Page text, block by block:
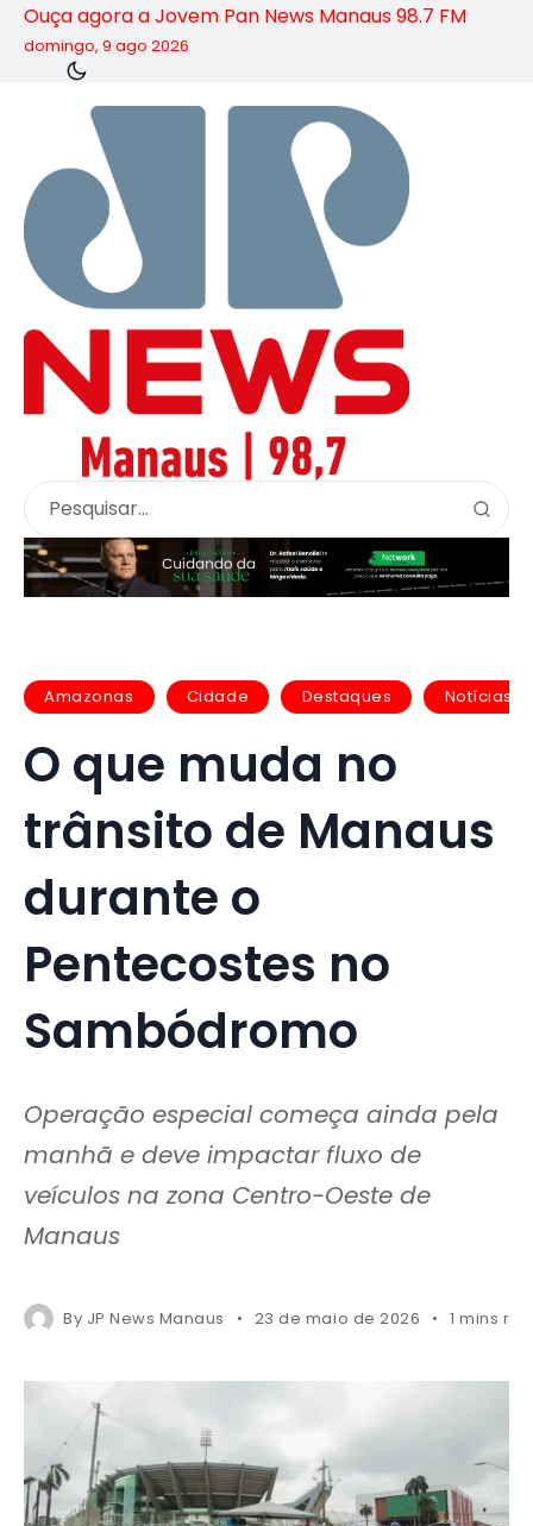
Ouça agora a Jovem Pan News Manaus 98.7 FM
domingo, 9 ago 2026
Amazonas Cidade Destaques Notícias
O que muda no
trânsito de Manaus
durante o
Pentecostes no
Sambódromo
Operação especial começa ainda pela
manhã e deve impactar fluxo de
veículos na zona Centro-Oeste de
Manaus
By JP News Manaus 23 de maio de 2026 1 mins